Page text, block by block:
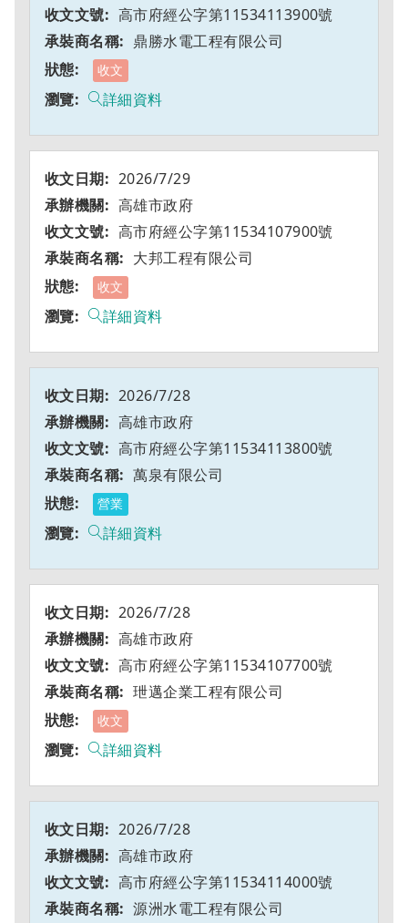
高市府經公字第11534113900號
鼎勝水電工程有限公司
收文
詳細資料
2026/7/29
高雄市政府
高市府經公字第11534107900號
大邦工程有限公司
收文
詳細資料
2026/7/28
高雄市政府
高市府經公字第11534113800號
萬泉有限公司
營業
詳細資料
2026/7/28
高雄市政府
高市府經公字第11534107700號
玴邁企業工程有限公司
收文
詳細資料
2026/7/28
高雄市政府
高市府經公字第11534114000號
源洲水電工程有限公司